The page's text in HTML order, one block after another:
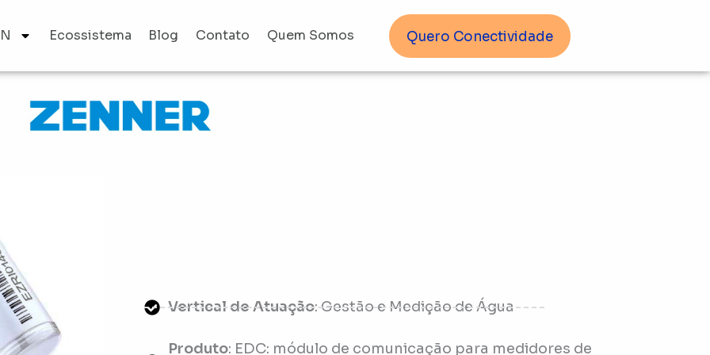
Ecossistema Blog Contato Quem Somos Quero Conectividade
Vertical de Atuação: Gestão e Medição de Água
Produto: EDC: módulo de comunicação para medidores de